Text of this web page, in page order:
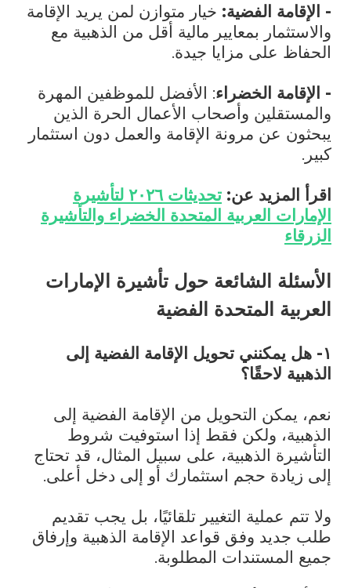
- الإقامة الفضية: خيار متوازن لمن يريد الإقامة
والاستثمار بمعايير مالية أقل من الذهبية مع
الحفاظ على مزايا جيدة.
- الإقامة الخضراء: الأفضل للموظفين المهرة
والمستقلين وأصحاب الأعمال الحرة الذين
يبحثون عن مرونة الإقامة والعمل دون استثمار
كبير.
اقرأ المزيد عن:
تحديثات ٢٠٢٦ لتأشيرة
الإمارات العربية المتحدة الخضراء والتأشيرة
الزرقاء
الأسئلة الشائعة حول تأشيرة الإمارات
العربية المتحدة الفضية
١- هل يمكنني تحويل الإقامة الفضية إلى
الذهبية لاحقًا؟
نعم، يمكن التحويل من الإقامة الفضية إلى
الذهبية، ولكن فقط إذا استوفيت شروط
التأشيرة الذهبية، على سبيل المثال، قد تحتاج
إلى زيادة حجم استثمارك أو إلى دخل أعلى.
ولا تتم عملية التغيير تلقائيًا، بل يجب تقديم
طلب جديد وفق قواعد الإقامة الذهبية وإرفاق
جميع المستندات المطلوبة.